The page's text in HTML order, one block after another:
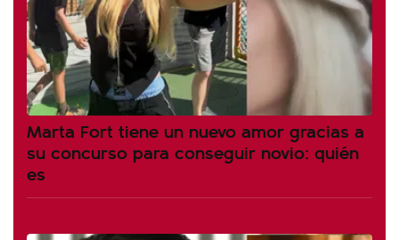
Marta Fort tiene un nuevo amor gracias a
su concurso para conseguir novio: quién
es